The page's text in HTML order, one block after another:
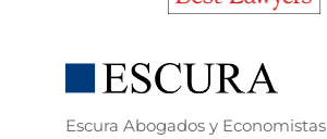
Escura Abogados y Economistas